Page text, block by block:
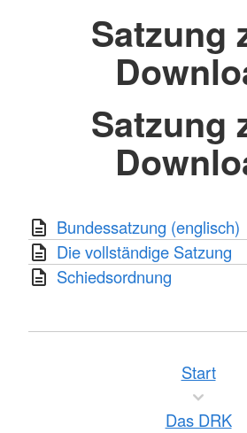
Satzung
Satzung
Bundessatzung (englisch)
Die vollständige Satzung
Schiedsordnung
Start
Das DRK